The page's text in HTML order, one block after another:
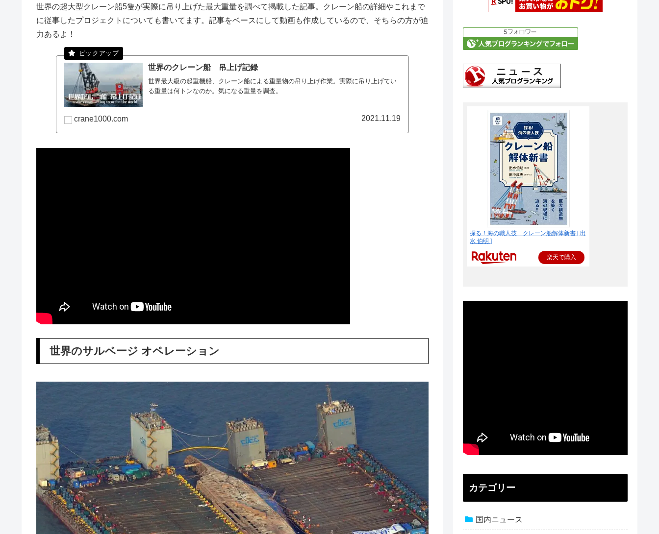
世界の超大型クレーン船5隻が実際に吊り上げた最大重量を調べて掲載した記事。クレーン船の詳細やこれまで
に従事したプロジェクトについても書いてます。記事をベースにして動画も作成しているので、そちらの方が迫
力あるよ！
世界のクレーン船 吊上げ記録
世界最大級の起重機船、クレーン船による重量物の吊り上げ作業。実際に吊り上げてい
る重量は何トンなのか。気になる重量を調査。
crane1000.com 2021.11.19
世界のサルベージ オペレーション
探る！海の職人技 クレーン船解体新書 [ 出
水 伯明 ]
楽天で購入
カテゴリー
国内ニュース